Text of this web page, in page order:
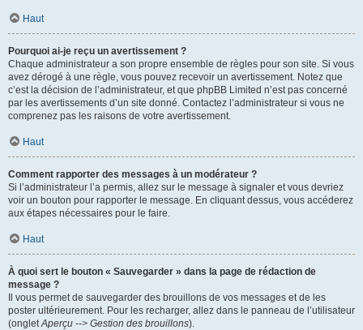
Haut
Pourquoi ai-je reçu un avertissement ?
Chaque administrateur a son propre ensemble de règles pour son site. Si vous
avez dérogé à une règle, vous pouvez recevoir un avertissement. Notez que
c’est la décision de l’administrateur, et que phpBB Limited n’est pas concerné
par les avertissements d’un site donné. Contactez l’administrateur si vous ne
comprenez pas les raisons de votre avertissement.
Haut
Comment rapporter des messages à un modérateur ?
Si l’administrateur l’a permis, allez sur le message à signaler et vous devriez
voir un bouton pour rapporter le message. En cliquant dessus, vous accéderez
aux étapes nécessaires pour le faire.
Haut
À quoi sert le bouton « Sauvegarder » dans la page de rédaction de
message ?
Il vous permet de sauvegarder des brouillons de vos messages et de les
poster ultérieurement. Pour les recharger, allez dans le panneau de l’utilisateur
(onglet Aperçu --> Gestion des brouillons).